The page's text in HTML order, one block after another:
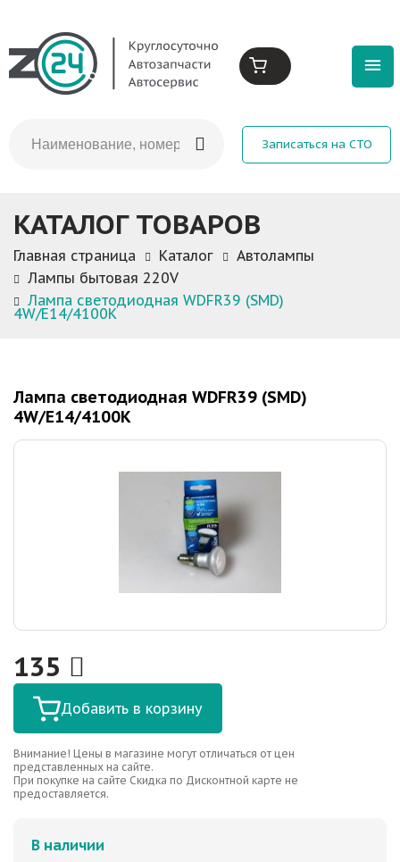
Записаться на СТО
КАТАЛОГ ТОВАРОВ
Главная страница Каталог
Автолампы
Лампы бытовая 220V
Лампа светодиодная WDFR39 (SMD)
4W/E14/4100K
Лампа светодиодная WDFR39 (SMD)
4W/E14/4100K
135
Добавить в корзину
Внимание! Цены в магазине могут отличаться от цен
представленных на сайте.
При покупке на сайте Скидка по Дисконтной карте не
предоставляется.
В наличии